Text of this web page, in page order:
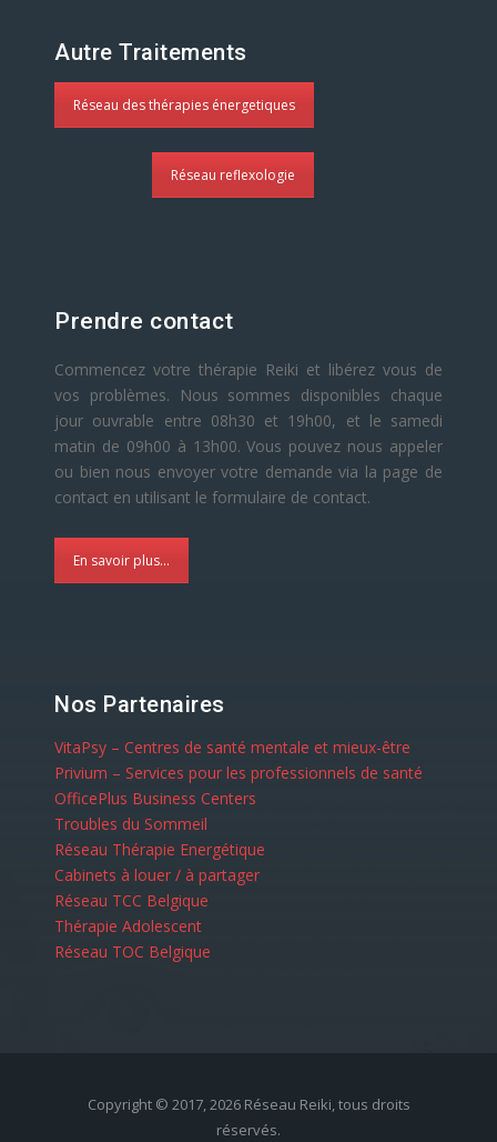
Autre Traitements
Réseau des thérapies énergetiques
Réseau reflexologie
Prendre contact
Commencez votre thérapie Reiki et libérez vous de
vos problèmes. Nous sommes disponibles chaque
jour ouvrable entre 08h30 et 19h00, et le samedi
matin de 09h00 à 13h00. Vous pouvez nous appeler
ou bien nous envoyer votre demande via la page de
contact en utilisant le formulaire de contact.
En savoir plus...
Nos Partenaires
VitaPsy – Centres de santé mentale et mieux-être
Privium – Services pour les professionnels de santé
OfficePlus Business Centers
Troubles du Sommeil
Réseau Thérapie Energétique
Cabinets à louer / à partager
Réseau TCC Belgique
Thérapie Adolescent
Réseau TOC Belgique
Copyright © 2017, 2026 Réseau Reiki, tous droits
réservés.